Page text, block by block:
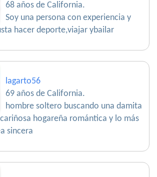
68 años de California.
Soy una persona con experiencia y
hacer deporte,viajar ybailar
lagarto56
69 años de California.
hombre soltero buscando una damita
hogareña romántica y lo más
sincera